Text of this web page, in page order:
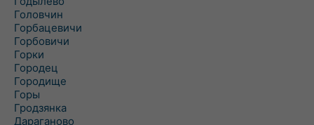
Головчин
Горбацевичи
Горбовичи
Горки
Городец
Городище
Горы
Гродзянка
Дараганово